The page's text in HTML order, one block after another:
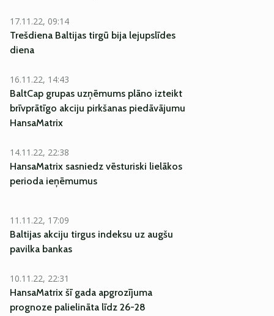
17.11.22, 09:14
Trešdiena Baltijas tirgū bija lejupslīdes
diena
16.11.22, 14:43
BaltCap grupas uzņēmums plāno izteikt
brīvprātīgo akciju pirkšanas piedāvājumu
HansaMatrix
14.11.22, 22:38
HansaMatrix sasniedz vēsturiski lielākos
perioda ieņēmumus
11.11.22, 17:09
Baltijas akciju tirgus indeksu uz augšu
pavilka bankas
10.11.22, 22:31
HansaMatrix šī gada apgrozījuma
prognoze palielināta līdz 26-28